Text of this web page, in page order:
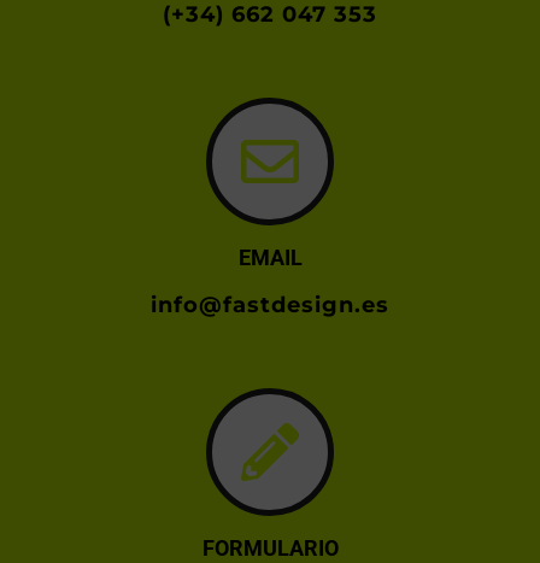
(+34) 662 047 353
EMAIL
info@fastdesign.es
FORMULARIO